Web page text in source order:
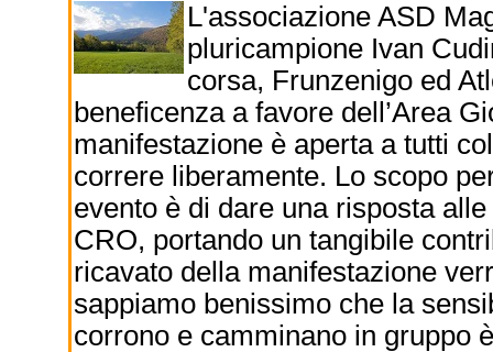
L'associazione ASD
pluricampione Ivan
corsa, Frunzenigo ed
beneficenza a favore dell’Area
manifestazione è aperta a tutti
correre liberamente. Lo scopo
evento è di dare una risposta
CRO, portando un tangibile
ricavato della manifestazione
sappiamo benissimo che la
corrono e camminano in gruppo